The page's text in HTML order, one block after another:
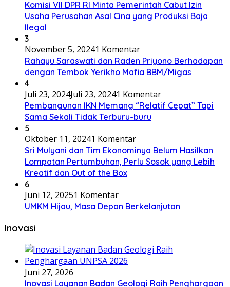
Komisi VII DPR RI Minta Pemerintah Cabut Izin
Usaha Perusahan Asal Cina yang Produksi Baja
Ilegal
3
November 5, 20241 Komentar
Rahayu Saraswati dan Raden Priyono Berhadapan
dengan Tembok Yerikho Mafia BBM/Migas
4
Juli 23, 2024Juli 23, 20241 Komentar
Pembangunan IKN Memang “Relatif Cepat” Tapi
Sama Sekali Tidak Terburu-buru
5
Oktober 11, 20241 Komentar
Sri Mulyani dan Tim Ekonominya Belum Hasilkan
Lompatan Pertumbuhan, Perlu Sosok yang Lebih
Kreatif dan Out of the Box
6
Juni 12, 20251 Komentar
UMKM Hijau, Masa Depan Berkelanjutan
Inovasi
Juni 27, 2026
Inovasi Layanan Badan Geologi Raih Penghargaan